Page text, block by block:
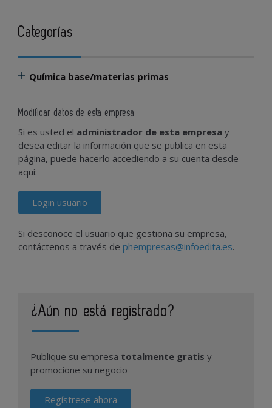
Categorías
Química base/materias primas
Modificar datos de esta empresa
Si es usted el administrador de esta empresa y
desea editar la información que se publica en esta
página, puede hacerlo accediendo a su cuenta desde
aquí:
Login usuario
Si desconoce el usuario que gestiona su empresa,
contáctenos a través de phempresas@infoedita.es.
¿Aún no está registrado?
Publique su empresa totalmente gratis y
promocione su negocio
Regístrese ahora